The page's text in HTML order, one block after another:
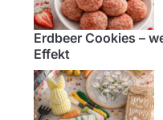
Erdbeer Cookies –
Effekt